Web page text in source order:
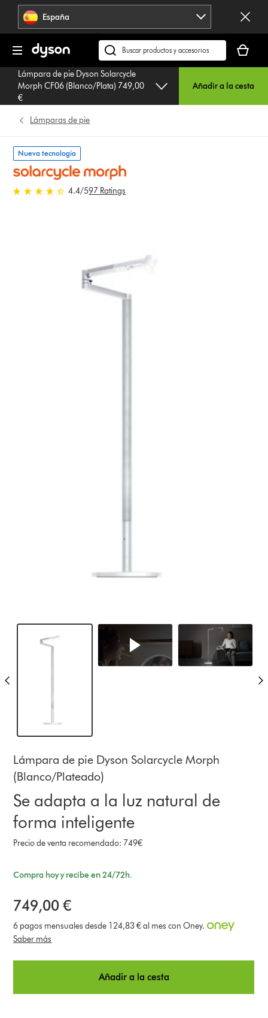
Omitir
navegación España
Buscar
en
dyson.es
cesta
está
Lámpara de pie Dyson Solarcycle
Morph CF06 (Blanco/Plata) 749,00
€
Añadir a la cesta
Lámparas de pie
Nueva tecnología
4.4 estrellas de 5 de 97 Ratings
4.4/597 Ratings
Lámpara de pie Dyson Solarcycle Morph
(Blanco/Plateado)
Se adapta a la luz natural de
forma inteligente
Precio de venta recomendado: 749€
Compra hoy y recibe en 24/72h.
749,00 €
6 pagos mensuales desde 124,83 € al mes con Oney.
Saber más
Añadir a la cesta